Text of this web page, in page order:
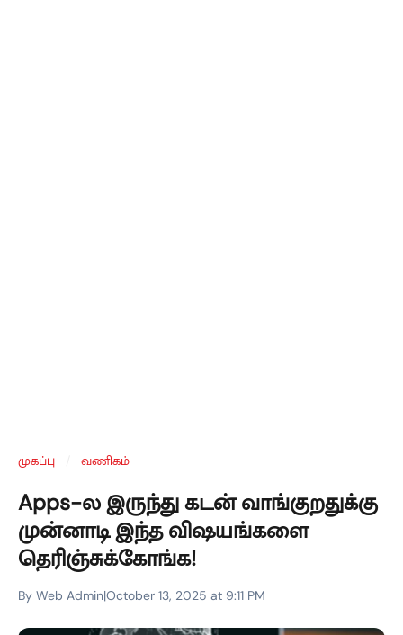
முகப்பு வணிகம்
Apps-ல இருந்து கடன் வாங்குறதுக்கு
முன்னாடி இந்த விஷயங்களை
தெரிஞ்சுக்கோங்க!
By Web Admin|October 13, 2025 at 9:11 PM